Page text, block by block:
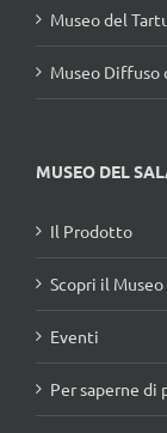
Museo del
Museo Diffuso
MUSEO DEL
Il Prodotto
Scopri il Museo
Eventi
Per saperne di